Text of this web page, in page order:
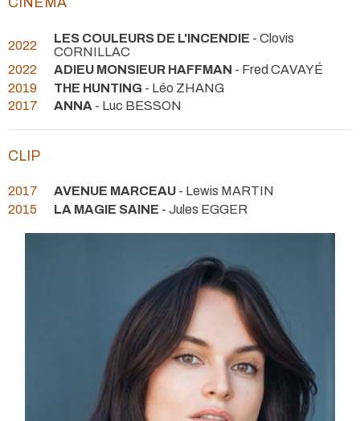
CINÉMA
2022 LES COULEURS DE L'INCENDIE - Clovis
CORNILLAC
2022
ADIEU MONSIEUR HAFFMAN - Fred CAVAYÉ
2019
THE HUNTING - Léo ZHANG
2017
ANNA - Luc BESSON
CLIP
2017 AVENUE MARCEAU - Lewis MARTIN
2015
LA MAGIE SAINE - Jules EGGER